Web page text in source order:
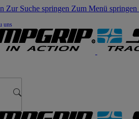
Zur Suche springen Zum Menü springen
uns